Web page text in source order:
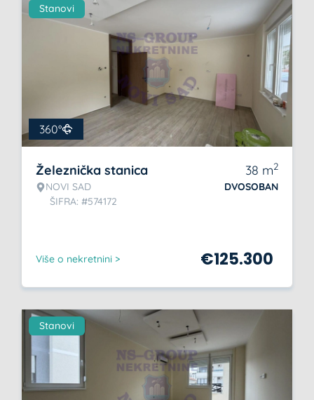
Stanovi
360°
Železnička stanica
NOVI SAD
ŠIFRA: #574172
38 m2
DVOSOBAN
Više o nekretnini > €125.300
Stanovi